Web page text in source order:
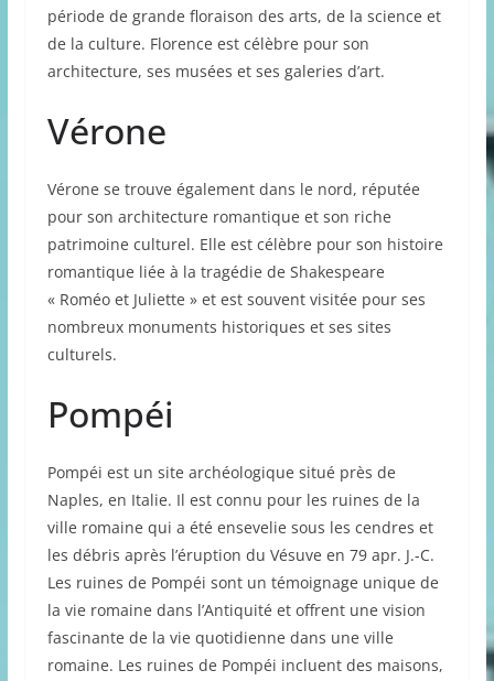
période de grande floraison des arts, de la science et
de la culture. Florence est célèbre pour son
architecture, ses musées et ses galeries d’art.
Vérone
Vérone se trouve également dans le nord, réputée
pour son architecture romantique et son riche
patrimoine culturel. Elle est célèbre pour son histoire
romantique liée à la tragédie de Shakespeare
« Roméo et Juliette » et est souvent visitée pour ses
nombreux monuments historiques et ses sites
culturels.
Pompéi
Pompéi est un site archéologique situé près de
Naples, en Italie. Il est connu pour les ruines de la
ville romaine qui a été ensevelie sous les cendres et
les débris après l’éruption du Vésuve en 79 apr. J.-C.
Les ruines de Pompéi sont un témoignage unique de
la vie romaine dans l’Antiquité et offrent une vision
fascinante de la vie quotidienne dans une ville
romaine. Les ruines de Pompéi incluent des maisons,